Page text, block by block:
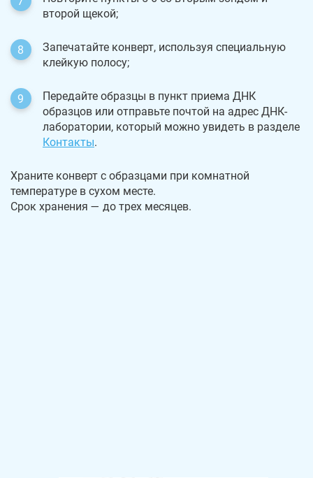
второй щекой;
Запечатайте конверт, используя специальную
клейкую полосу;
Передайте образцы в пункт приема ДНК
образцов или отправьте почтой на адрес ДНК-
лаборатории, который можно увидеть в разделе
Контакты.
Храните конверт с образцами при комнатной
температуре в сухом месте.
Срок хранения — до трех месяцев.